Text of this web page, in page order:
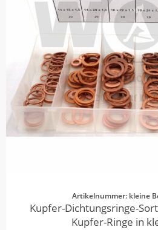
Artikelnummer: kleine
Kupfer-Dichtungsringe-
Kupfer-Ringe in